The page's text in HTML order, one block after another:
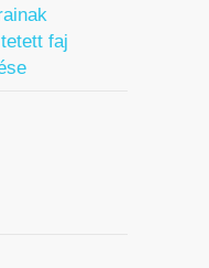
faj